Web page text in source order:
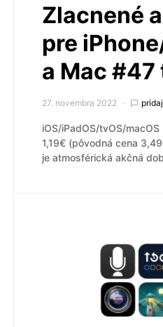
Zlacnené
pre
a Mac #47
27. novembra 2022
iOS/iPadOS/tvOS/
1,19€ (pôvodná cena
je atmosférická akčná